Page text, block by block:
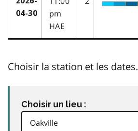
04-30
pm
HAE
Choisir la station et les dates.
Choisir un lieu :